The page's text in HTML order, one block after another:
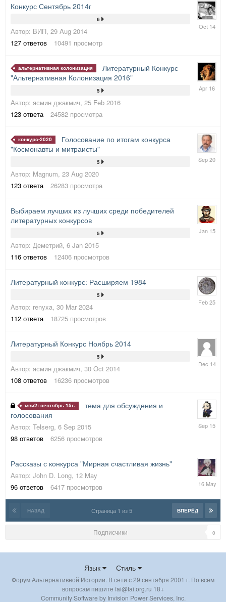
Конкурс Сентябрь 2014г
6
Автор: ВИП, 29 Aug 2014
127 ответов 10491 просмотр
13
альтернативная колонизация
Литературный Конкурс
"Альтернативная Колонизация 2016"
5
Автор: ясмин джакмич, 25 Feb 2016
123 ответа 24582 просмотра
4
Apr
конкурс-2020
Голосование по итогам конкурса
"Космонавты и митраисты"
5
Автор: Magnum, 23 Aug 2020
123 ответа 26283 просмотра
13
Sep
Выбираем лучших из лучших среди победителей
литературных конкурсов
5
Автор: Деметрий, 6 Jan 2015
116 ответов 12406 просмотров
26
Литературный конкурс: Расширяем 1984
5
Автор: renyxa, 30 Mar 2024
112 ответа 18725 просмотров
16
Литературный Конкурс Ноябрь 2014
5
Автор: ясмин джакмич, 30 Oct 2014
108 ответов 16236 просмотров
19
мви2: сентябрь 15г.
тема для обсуждения и
голосования
Автор: Telserg, 6 Sep 2015
98 ответов 6256 просмотров
13
Sep
Рассказы с конкурса "Мирная счастливая жизнь"
Автор: John D. Long, 12 May
96 ответов 6417 просмотров
16
НАЗАД ВПЕРЁД
Страница 1 из 5
Подписчики 0
Язык Стиль
Форум Альтернативной Истории. В сети с 29 сентября 2001 г. По всем
вопросам пишите fai@fai.org.ru 18+
Community Software by Invision Power Services, Inc.